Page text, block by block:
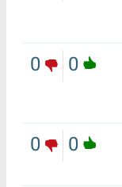
0
0
0
0